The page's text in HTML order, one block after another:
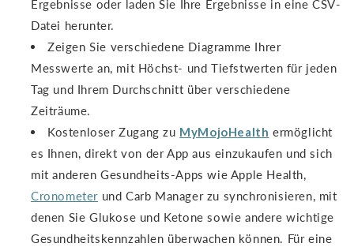
Ergebnisse oder laden Sie Ihre Ergebnisse in eine CSV-
Datei herunter.
Zeigen Sie verschiedene Diagramme Ihrer
Messwerte an, mit Höchst- und Tiefstwerten für jeden
Tag und Ihrem Durchschnitt über verschiedene
Zeiträume.
Kostenloser Zugang zu MyMojoHealth ermöglicht
es Ihnen, direkt von der App aus einzukaufen und sich
mit anderen Gesundheits-Apps wie Apple Health,
Cronometer und Carb Manager zu synchronisieren, mit
denen Sie Glukose und Ketone sowie andere wichtige
Gesundheitskennzahlen überwachen können. Für eine